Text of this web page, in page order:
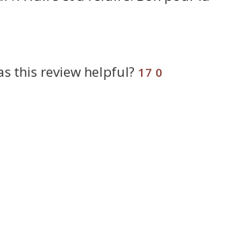
this review helpful? 17 0